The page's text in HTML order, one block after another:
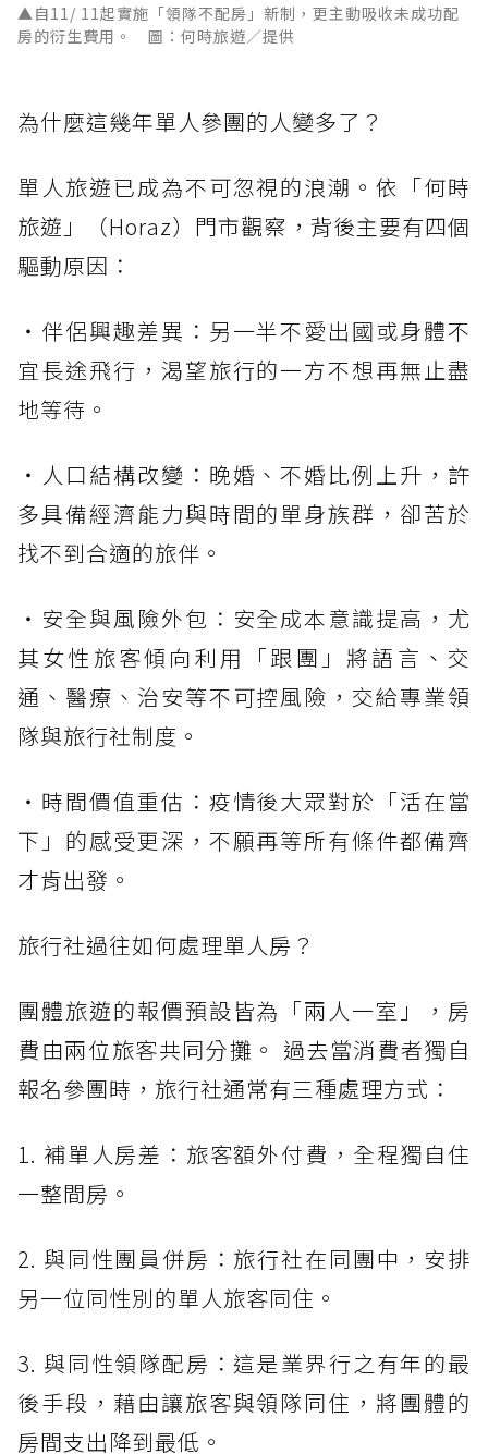
▲自11/ 11起實施「領隊不配房」新制，更主動吸收未成功配
房的衍生費用。 圖：何時旅遊／提供
為什麼這幾年單人參團的人變多了？
單人旅遊已成為不可忽視的浪潮。依「何時
旅遊」（Horaz）門市觀察，背後主要有四個
驅動原因：
・伴侶興趣差異：另一半不愛出國或身體不
宜長途飛行，渴望旅行的一方不想再無止盡
地等待。
・人口結構改變：晚婚、不婚比例上升，許
多具備經濟能力與時間的單身族群，卻苦於
找不到合適的旅伴。
・安全與風險外包：安全成本意識提高，尤
其女性旅客傾向利用「跟團」將語言、交
通、醫療、治安等不可控風險，交給專業領
隊與旅行社制度。
・時間價值重估：疫情後大眾對於「活在當
下」的感受更深，不願再等所有條件都備齊
才肯出發。
旅行社過往如何處理單人房？
團體旅遊的報價預設皆為「兩人一室」，房
費由兩位旅客共同分攤。 過去當消費者獨自
報名參團時，旅行社通常有三種處理方式：
1. 補單人房差：旅客額外付費，全程獨自住
一整間房。
2. 與同性團員併房：旅行社在同團中，安排
另一位同性別的單人旅客同住。
3. 與同性領隊配房：這是業界行之有年的最
後手段，藉由讓旅客與領隊同住，將團體的
房間支出降到最低。